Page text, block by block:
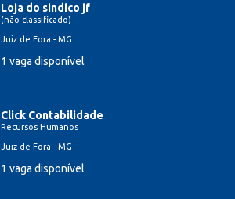
Loja do sindico jf
(não classificado)
Juiz de Fora - MG
1 vaga disponível
Click Contabilidade
Recursos Humanos
Juiz de Fora - MG
1 vaga disponível